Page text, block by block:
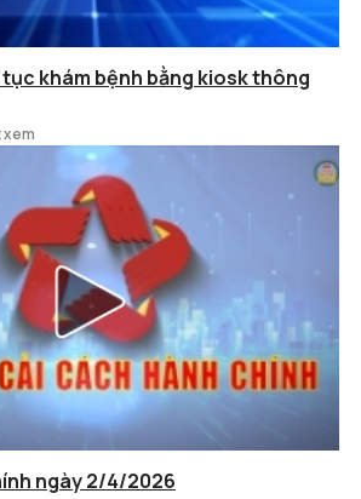
khám bệnh bằng kiosk thông
xem
ngày 2/4/2026